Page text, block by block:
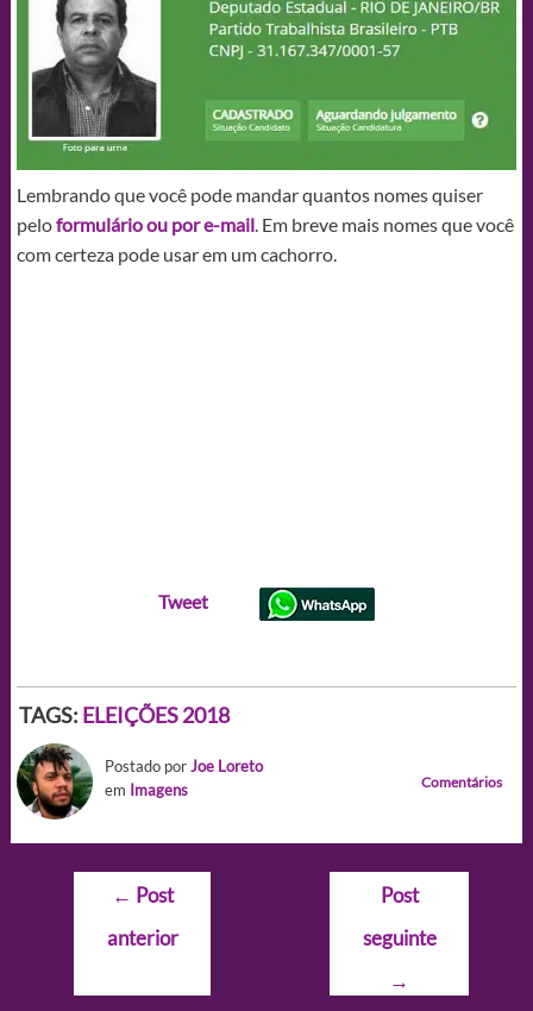
Lembrando que você pode mandar quantos nomes quiser
peloformulário ou por e-mail. Em breve mais nomes que você
com certeza pode usar em um cachorro.
Tweet
TAGS: ELEIÇÕES 2018
Postado porJoe Loreto
em Imagens Comentários
Navegação
Post
← Post
anterior
Post
seguinte
→